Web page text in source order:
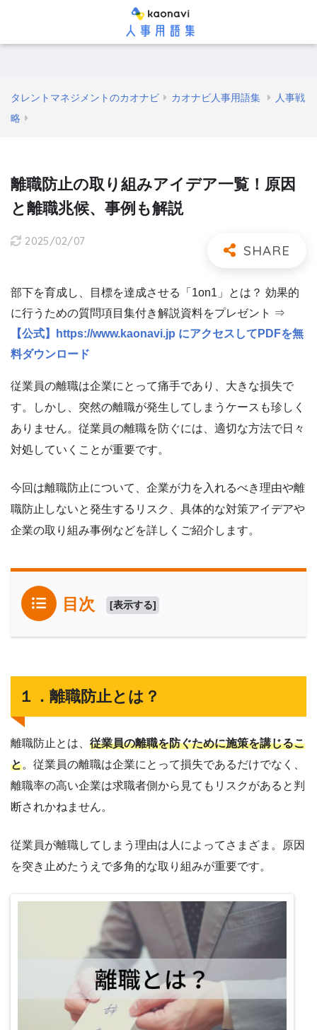
タレントマネジメントのカオナビ カオナビ人事用語集
人事戦
略
離職防止の取り組みアイデア一覧！原因
と離職兆候、事例も解説
2025/02/07
部下を育成し、目標を達成させる「1on1」とは？ 効果的
に行うための質問項目集付き解説資料をプレゼント ⇒
【公式】https://www.kaonavi.jp にアクセスしてPDFを無
料ダウンロード
従業員の離職は企業にとって痛手であり、大きな損失で
す。しかし、突然の離職が発生してしまうケースも珍しく
ありません。従業員の離職を防ぐには、適切な方法で日々
対処していくことが重要です。
今回は離職防止について、企業が力を入れるべき理由や離
職防止しないと発生するリスク、具体的な対策アイデアや
企業の取り組み事例などを詳しくご紹介します。
目次 [表示する]
１．離職防止とは？
離職防止とは、 従業員の離職を防ぐために施策を講じるこ
と。従業員の離職は企業にとって損失であるだけでなく、
離職率の高い企業は求職者側から見てもリスクがあると判
断されかねません。
従業員が離職してしまう理由は人によってさまざま。原因
を突き止めたうえで多角的な取り組みが重要です。